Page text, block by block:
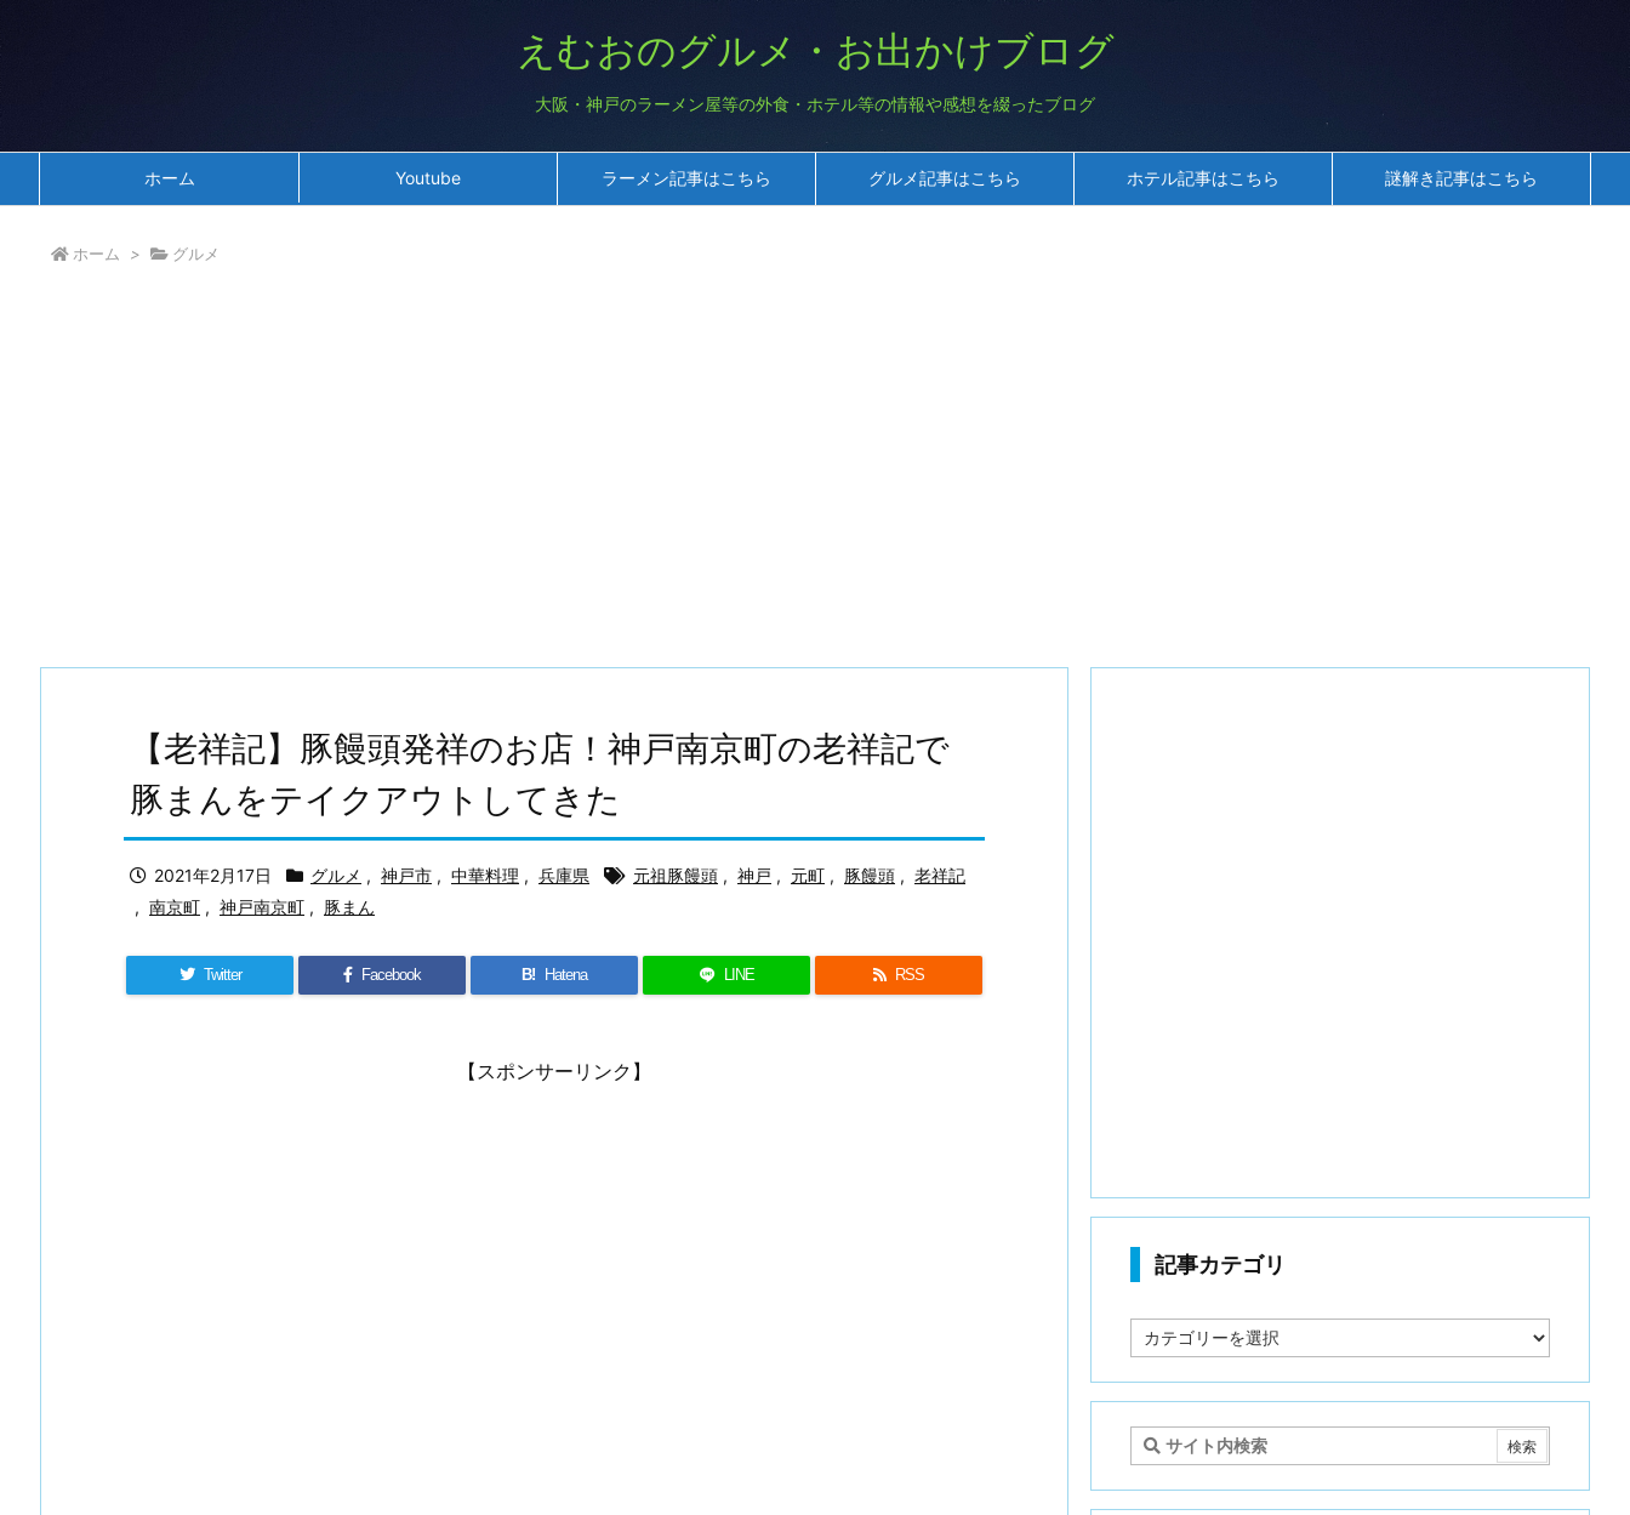
えむおのグルメ・お出かけブログ
大阪・神戸のラーメン屋等の外食・ホテル等の情報や感想を綴ったブログ
ホーム Youtube ラーメン記事はこちら グルメ記事はこちら ホテル記事はこちら 謎解き記事はこちら
ホーム > グルメ
【老祥記】豚饅頭発祥のお店！神戸南京町の老祥記で
豚まんをテイクアウトしてきた
2021年2月17日 グルメ , 神戸市 , 中華料理 , 兵庫県 元祖豚饅頭 , 神戸 , 元町 , 豚饅頭 , 老祥記
, 南京町 , 神戸南京町 , 豚まん
Twitter Facebook B! Hatena LINE RSS
【スポンサーリンク】
記事カテゴリ
事
テ
リ